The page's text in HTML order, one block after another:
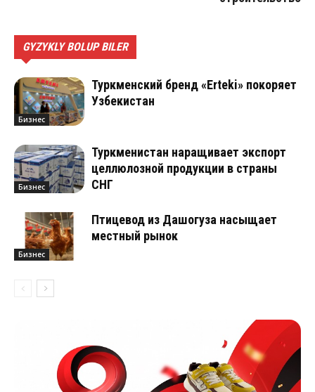
GYZYKLY BOLUP BILER
Бизнес
Туркменский бренд «Erteki» покоряет
Узбекистан
Бизнес
Туркменистан наращивает экспорт
целлюлозной продукции в страны
СНГ
Бизнес
Птицевод из Дашогуза насыщает
местный рынок